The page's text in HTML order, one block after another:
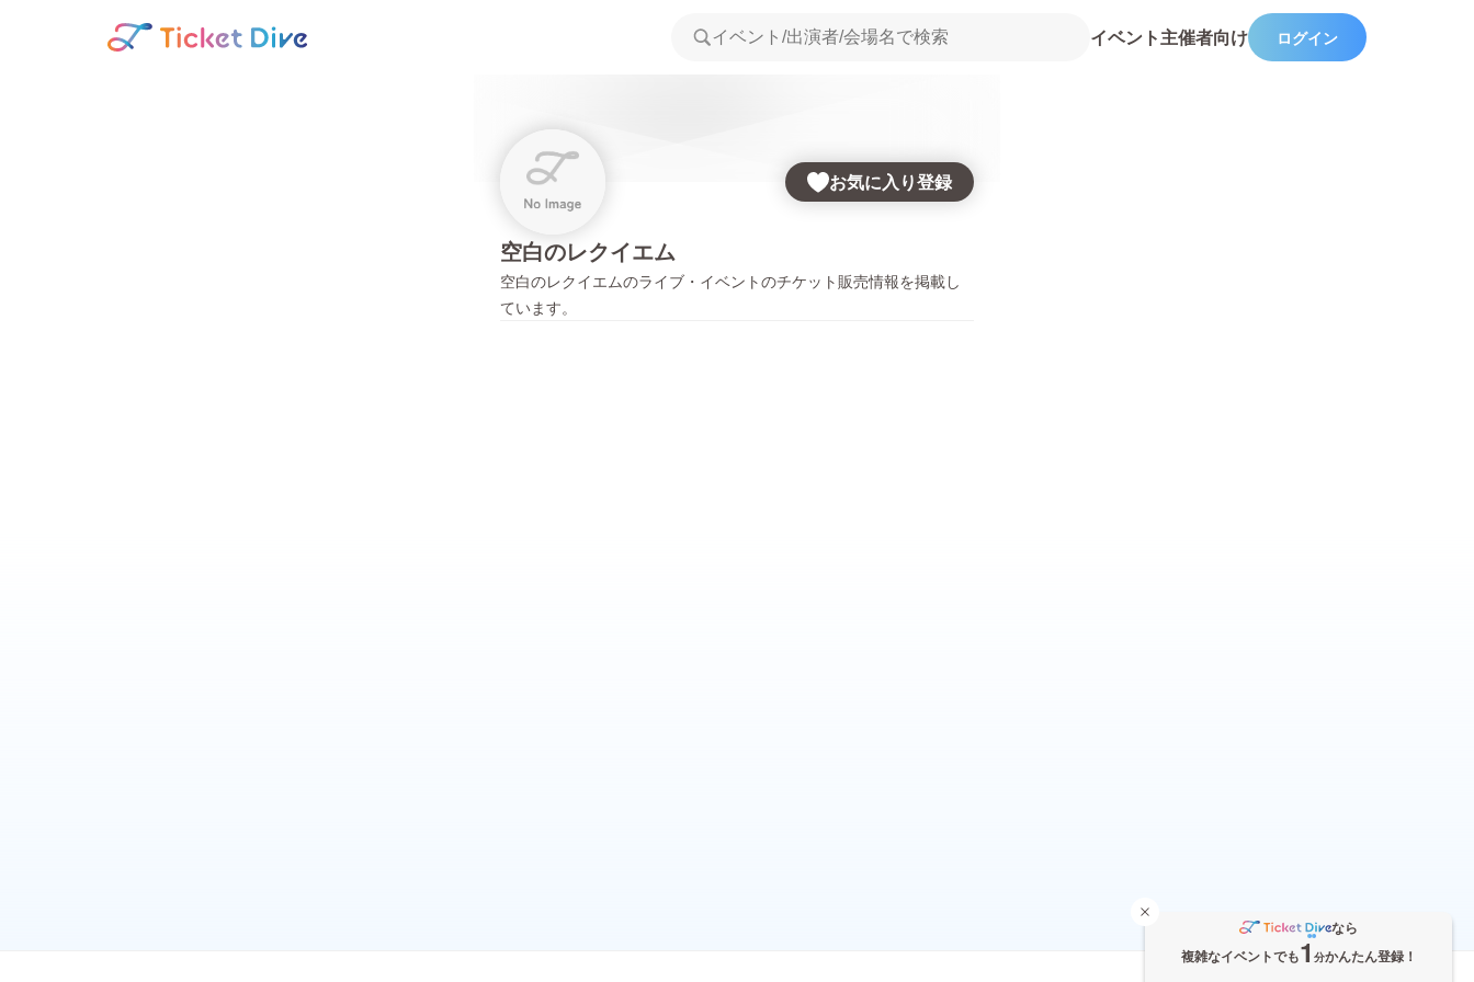
イベント主催者向け ログイン
お気に入り登録
空白のレクイエム
空白のレクイエムのライブ・イベントのチケット販売情報を掲載し
ています。
なら
複雑なイベントでも1 分かんたん登録！